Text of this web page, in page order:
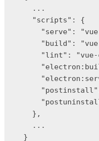
  ...
  "scripts": {
"serve":
"build":
"lint":
  },
  ...